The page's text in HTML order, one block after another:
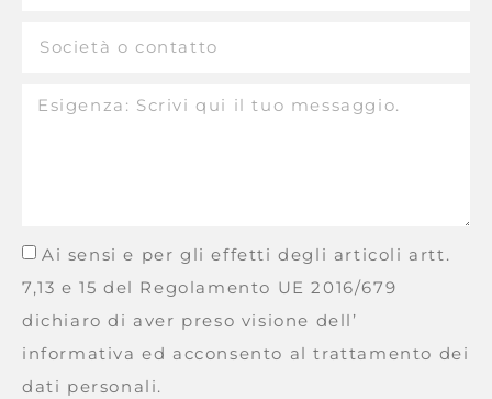
Ai sensi e per gli effetti degli articoli artt.
7,13 e 15 del Regolamento UE 2016/679
dichiaro di aver preso visione dell’
informativa ed acconsento al trattamento dei
dati personali.